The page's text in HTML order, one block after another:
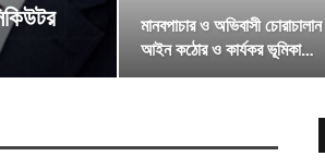
মানবপাচার ও অভিবাসী
আইন কঠোর ও কার্যকর ভূমিকা…